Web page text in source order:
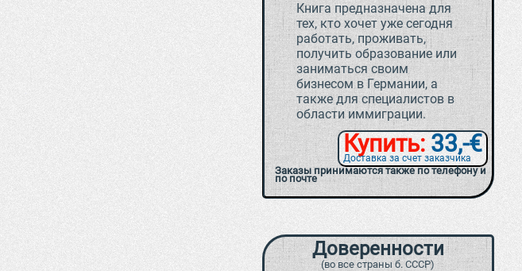
Книга предназначена для
тех, кто хочет уже сегодня
работать, проживать,
получить образование или
заниматься своим
бизнесом в Германии, а
также для специалистов в
области иммиграции.
Купить: 33,-€
Доставка за счет заказчика
Заказы принимаются также по телефону и
по почте
Доверенности
(во все страны б. СССР)